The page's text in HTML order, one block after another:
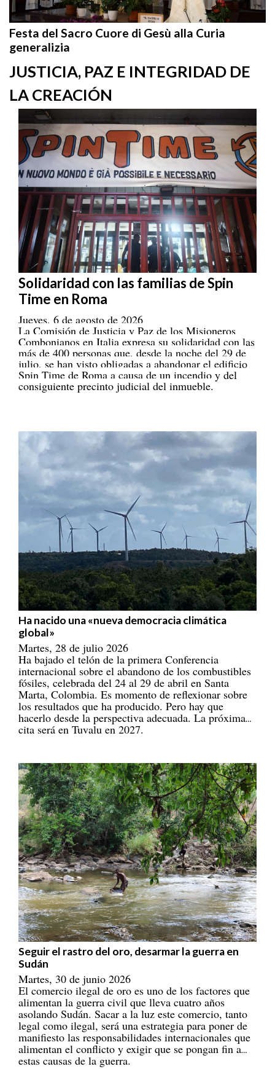
Festa del Sacro Cuore di Gesù alla Curia
generalizia
JUSTICIA, PAZ E INTEGRIDAD DE
LA CREACIÓN
Solidaridad con las familias de Spin
Time en Roma
Jueves, 6 de agosto de 2026
La Comisión de Justicia y Paz de los Misioneros
Combonianos en Italia expresa su solidaridad con las
más de 400 personas que, desde la noche del 29 de
julio, se han visto obligadas a abandonar el edificio
Spin Time de Roma a causa de un incendio y del
consiguiente precinto judicial del inmueble.
Ha nacido una «nueva democracia climática
global»
Martes, 28 de julio 2026
Ha bajado el telón de la primera Conferencia
internacional sobre el abandono de los combustibles
fósiles, celebrada del 24 al 29 de abril en Santa
Marta, Colombia. Es momento de reflexionar sobre
los resultados que ha producido. Pero hay que
hacerlo desde la perspectiva adecuada. La próxima
cita será en Tuvalu en 2027.
Seguir el rastro del oro, desarmar la guerra en
Sudán
Martes, 30 de junio 2026
El comercio ilegal de oro es uno de los factores que
alimentan la guerra civil que lleva cuatro años
asolando Sudán. Sacar a la luz este comercio, tanto
legal como ilegal, será una estrategia para poner de
manifiesto las responsabilidades internacionales que
alimentan el conflicto y exigir que se pongan fin a
estas causas de la guerra.